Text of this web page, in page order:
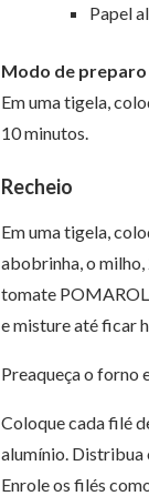
Papel
Modo de preparo
Em uma tigela,
10 minutos.
Recheio
Em uma tigela,
abobrinha, o milho,
tomate
e misture até ficar
Preaqueça o forno
Coloque cada filé
alumínio. Distribua
Enrole os filés